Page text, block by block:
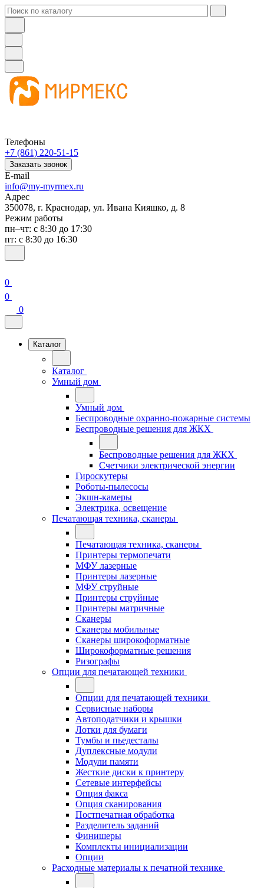
Телефоны
+7 (861) 220-51-15
Заказать звонок
E-mail
info@my-myrmex.ru
Адрес
350078, г. Краснодар, ул. Ивана Кияшко, д. 8
Режим работы
пн–чт: с 8:30 до 17:30
пт: с 8:30 до 16:30
0
0
0
Каталог
Каталог
Умный дом
Умный дом
Беспроводные охранно-пожарные системы
Беспроводные решения для ЖКХ
Беспроводные решения для ЖКХ
Счетчики электрической энергии
Гироскутеры
Роботы-пылесосы
Экшн-камеры
Электрика, освещение
Печатающая техника, сканеры
Печатающая техника, сканеры
Принтеры термопечати
МФУ лазерные
Принтеры лазерные
МФУ струйные
Принтеры струйные
Принтеры матричные
Сканеры
Сканеры мобильные
Сканеры широкоформатные
Широкоформатные решения
Ризографы
Опции для печатающей техники
Опции для печатающей техники
Сервисные наборы
Автоподатчики и крышки
Лотки для бумаги
Тумбы и пьедесталы
Дуплексные модули
Модули памяти
Жесткие диски к принтеру
Сетевые интерфейсы
Опция факса
Опция сканирования
Постпечатная обработка
Разделитель заданий
Финишеры
Комплекты инициализации
Опции
Расходные материалы к печатной технике